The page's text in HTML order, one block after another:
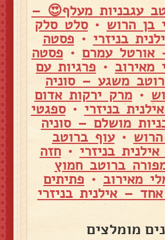
עגבניות מעלף😍 –
בן הרוש •סלט סלק
בניזרי • פסטה
אורטל עמרם • פסטה
מאירוב • פרגיות עם
משגע – סוניה
•מרק ירקות אדום
בניזרי •ספגטי
מושלם – סוניה
•עוף ברוטב
בניזרי •חזה
ברוטב חמוץ
מאירוב • פתיתים
– אילנית בניזרי
מומלצים